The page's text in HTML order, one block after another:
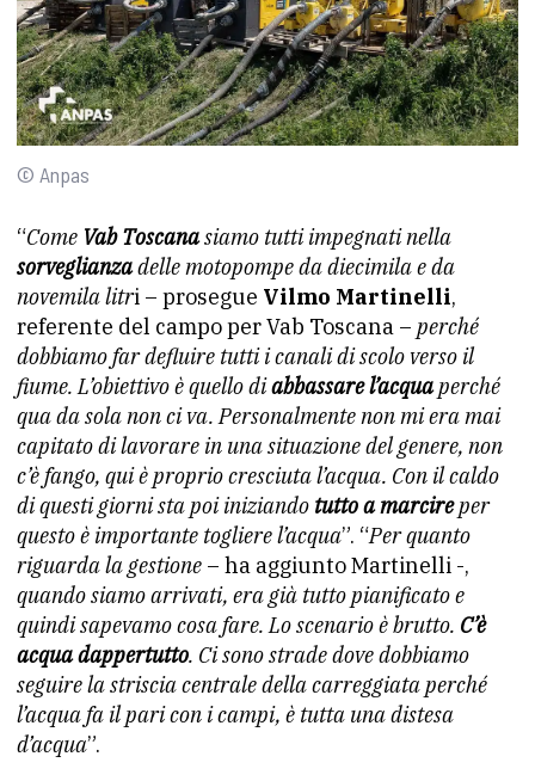
© Anpas
“Come Vab Toscanasiamo tutti impegnati nella
sorveglianzadelle motopompe da diecimila e da
novemila litri – prosegue Vilmo Martinelli,
referente del campo per Vab Toscana – perché
dobbiamo far defluire tutti i canali di scolo verso il
fiume. L’obiettivo è quello diabbassare l’acquaperché
qua da sola non ci va. Personalmente non mi era mai
capitato di lavorare in una situazione del genere, non
c’è fango, qui è proprio cresciuta l’acqua. Con il caldo
di questi giorni sta poi iniziando tutto a marcireper
questo è importante togliere l’acqua”. “Per quanto
riguarda la gestione – ha aggiunto Martinelli -,
quando siamo arrivati, era già tutto pianificato e
quindi sapevamo cosa fare. Lo scenario è brutto. C’è
acqua dappertutto. Ci sono strade dove dobbiamo
seguire la striscia centrale della carreggiata perché
l’acqua fa il pari con i campi, è tutta una distesa
d’acqua”.